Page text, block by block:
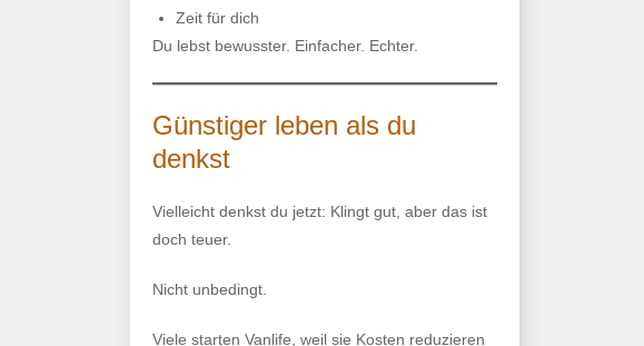
Zeit für dich
Du lebst bewusster. Einfacher. Echter.
Günstiger leben als du
denkst
Vielleicht denkst du jetzt: Klingt gut, aber das ist
doch teuer.
Nicht unbedingt.
Viele starten Vanlife, weil sie Kosten reduzieren